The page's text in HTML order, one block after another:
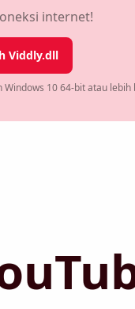
internet!
Viddly.dll
Windows 10 64-bit atau